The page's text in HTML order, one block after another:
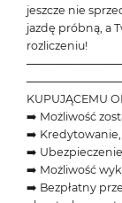
jeszcze nie
jazdę próbną, a
rozliczeniu!
KUPUJĄCEMU
➡️ Możliwość
➡️
➡️ Ubezpieczenie
➡️ Możliwość
➡️ Bezpłatny